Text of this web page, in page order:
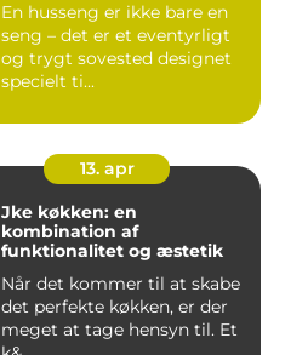
En husseng er ikke bare en
seng – det er et eventyrligt
og trygt sovested designet
specielt ti...
13. apr
Jke køkken: en
kombination af
funktionalitet og æstetik
Når det kommer til at skabe
det perfekte køkken, er der
meget at tage hensyn til. Et